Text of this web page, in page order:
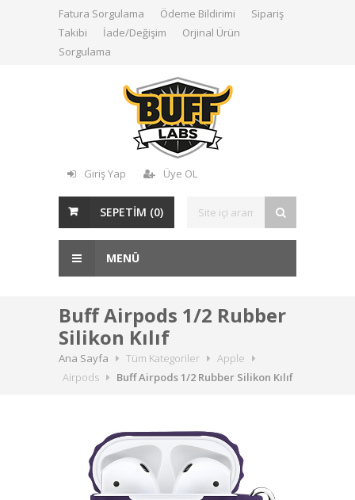
Fatura Sorgulama Ödeme Bildirimi
Sipariş
Takibi
İade/Değişim
Orjinal Ürün
Sorgulama
Giriş Yap Üye OL
SEPETİM (0)
MENÜ
Buff Airpods 1/2 Rubber
Silikon Kılıf
Ana Sayfa Tüm Kategoriler
Apple
Airpods
Buff Airpods 1/2 Rubber Silikon Kılıf